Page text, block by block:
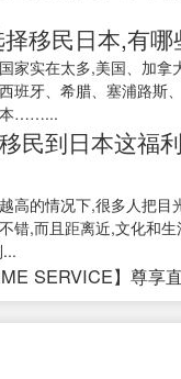
移民日本,有哪
家实在太多,美国、加拿
班牙、希腊、塞浦路斯
本……...
民到日本这福
高的情况下,很多人把目
错,而且距离近,文化和
SERVICE】尊享